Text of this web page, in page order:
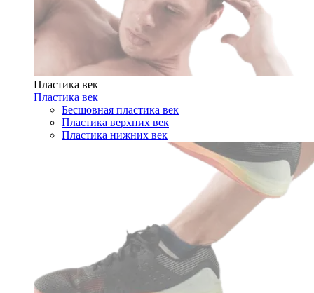
Пластика век
Пластика век
Бесшовная пластика век
Пластика верхних век
Пластика нижних век